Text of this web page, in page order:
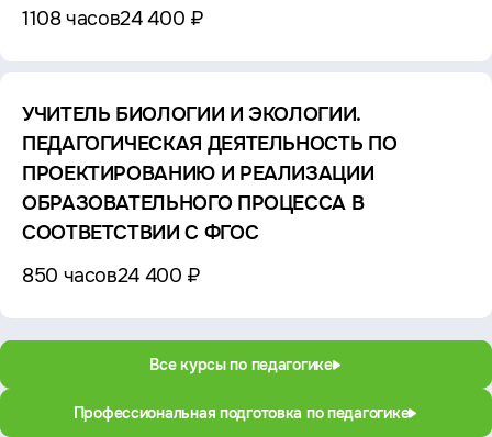
1108 часов24 400 ₽
УЧИТЕЛЬ БИОЛОГИИ И ЭКОЛОГИИ.
ПЕДАГОГИЧЕСКАЯ ДЕЯТЕЛЬНОСТЬ ПО
ПРОЕКТИРОВАНИЮ И РЕАЛИЗАЦИИ
ОБРАЗОВАТЕЛЬНОГО ПРОЦЕССА В
СООТВЕТСТВИИ С ФГОС
850 часов24 400 ₽
Все курсы по педагогике
Профессиональная подготовка по педагогике